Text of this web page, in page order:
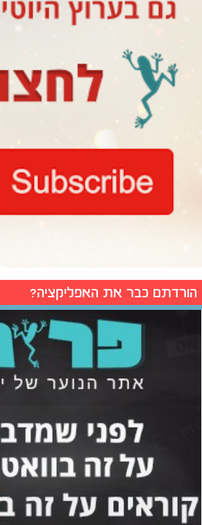
הורדתם כבר את האפליקציה?